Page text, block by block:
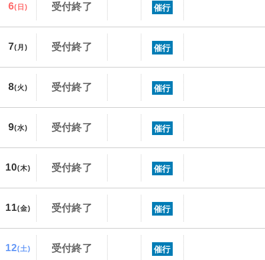
6(日) 受付終了 催行
7(月) 受付終了 催行
8(火) 受付終了 催行
9(水) 受付終了 催行
10(木) 受付終了 催行
11(金) 受付終了 催行
12(土) 受付終了 催行